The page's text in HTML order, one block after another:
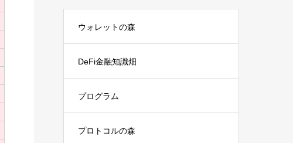
ウォレットの森
DeFi金融知識畑
プログラム
プロトコルの森